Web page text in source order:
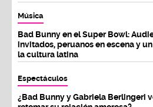
Música
Bad Bunny en el Super Bowl:
invitados, peruanos en escena y
la cultura latina
Espectáculos
¿Bad Bunny y Gabriela Berlingeri